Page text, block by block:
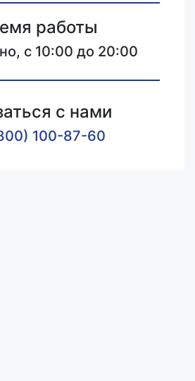
работы
с 10:00 до 20:00
с нами
100-87-60